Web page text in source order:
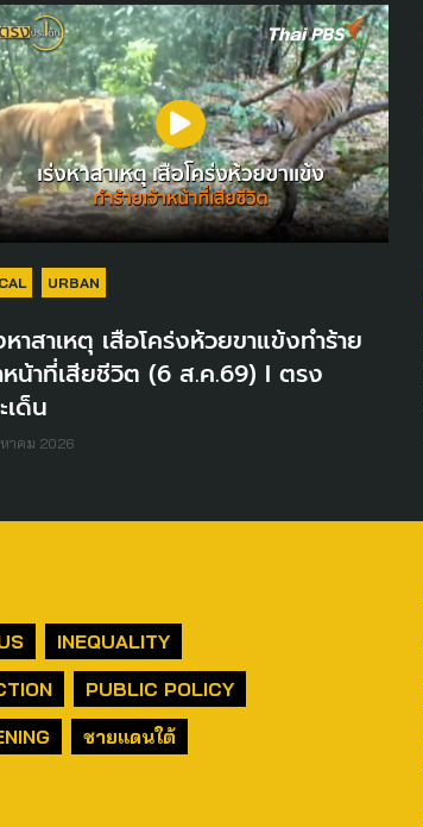
URBAN
หาสาเหตุ เสือโคร่งห้วยขาแข้งทำร้าย
หน้าที่เสียชีวิต (6 ส.ค.69) I ตรง
เด็น
าคม 2026
INEQUALITY
PUBLIC POLICY
ชายแดนใต้